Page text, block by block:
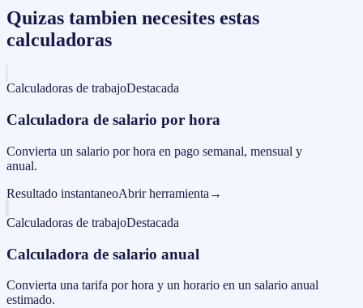
Quizas tambien necesites estas
calculadoras
Calculadoras de trabajoDestacada
Calculadora de salario por hora
Convierta un salario por hora en pago semanal, mensual y
anual.
Resultado instantaneoAbrir herramienta →
Calculadoras de trabajoDestacada
Calculadora de salario anual
Convierta una tarifa por hora y un horario en un salario anual
estimado.